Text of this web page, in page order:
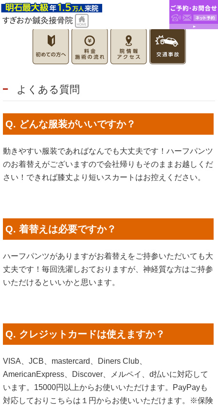
よくある質問
Q. どんな服装がいいですか？
動きやすい服装であればなんでも大丈夫です！ハーフパンツ
のお着替えがございますので会社帰りもそのままお越しくだ
さい！できれば膝丈より短いスカートはお控えください。
Q. 着替えは必要ですか？
ハーフパンツがありますがお着替えをご持参いただいても大
丈夫です！毎回洗濯しおておりますが、神経質な方はご持参
いただけるといいかと思います。
Q. クレジットカードは使えますか？
VISA、JCB、mastercard、Diners Club、
AmericanExpress、Discover、メルペイ、d払いに対応して
います。15000円以上からお使いいただけます。PayPayも
対応しておりこちらは１円からお使いいただけます。※保険